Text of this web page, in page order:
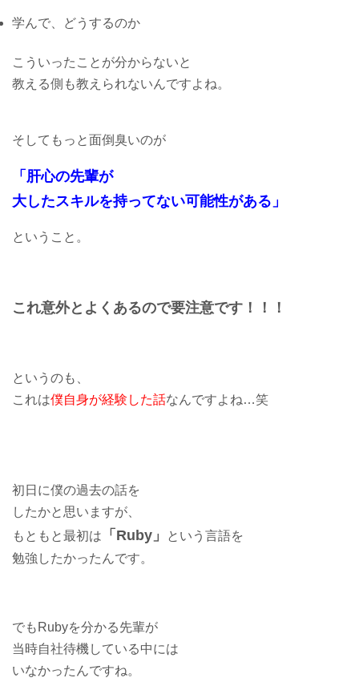
学んで、どうするのか
こういったことが分からないと
教える側も教えられないんですよね。
そしてもっと面倒臭いのが
「肝心の先輩が
大したスキルを持ってない可能性がある」
ということ。
これ意外とよくあるので要注意です！！！
というのも、
これは僕自身が経験した話なんですよね…笑
初日に僕の過去の話を
したかと思いますが、
もともと最初は
「Ruby」
という言語を
勉強したかったんです。
でもRubyを分かる先輩が
当時自社待機している中には
いなかったんですね。